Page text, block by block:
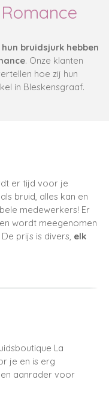
bruidsjurk hebben
. Onze klanten
hoe zij hun
in Bleskensgraaf.
er tijd voor je
bruid, alles kan en
medewerkers! Er
wordt meegenomen
prijs is divers, elk
La
je en is erg
aanrader voor